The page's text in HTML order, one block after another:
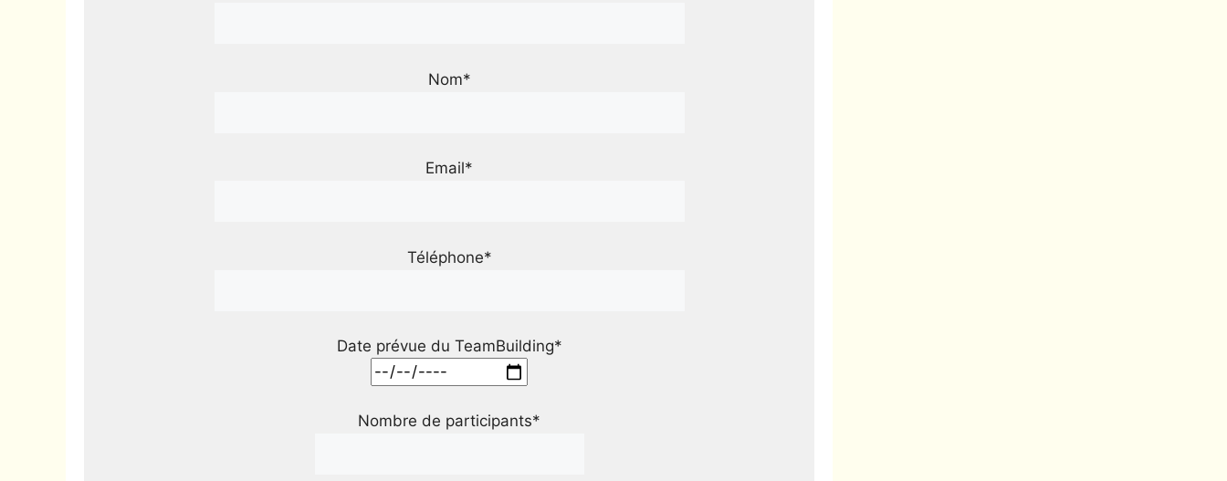
Nom*
Email*
Téléphone*
Date prévue du TeamBuilding*
Nombre de participants*